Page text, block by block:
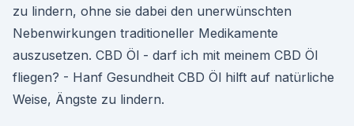
zu lindern, ohne sie dabei den unerwünschten
Nebenwirkungen traditioneller Medikamente
auszusetzen. CBD Öl - darf ich mit meinem CBD Öl
fliegen? - Hanf Gesundheit CBD Öl hilft auf natürliche
Weise, Ängste zu lindern.